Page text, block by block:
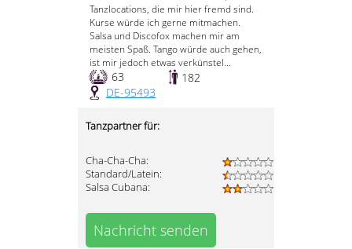
Tanzlocations, die mir hier fremd sind.
Kurse würde ich gerne mitmachen.
Salsa und Discofox machen mir am
meisten Spaß. Tango würde auch gehen,
ist mir jedoch etwas verkünstel...
63
182
DE-95493
Tanzpartner für:
Cha-Cha-Cha:
Standard/Latein:
Salsa Cubana:
Nachricht senden